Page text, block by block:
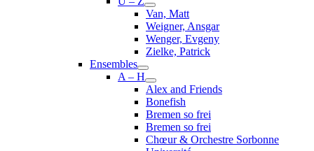
Van, Matt
Weigner, Ansgar
Wenger, Evgeny
Zielke, Patrick
Ensembles
A – H
Alex and Friends
Bonefish
Bremen so frei
Bremen so frei
Chœur & Orchestre Sorbonne